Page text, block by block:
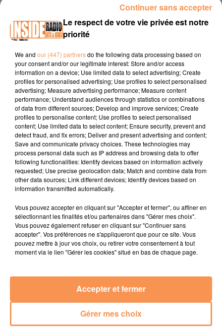
00:12 THEZE / Marché de Noël à l'Espace Pierre Laborde
dimanche 07 décembre à partir de 14hwww.radioinside.fr
00:29 ASCAIN / Salon du livre photos les 06 et 07
décembre Place du Fronton www.mairie-ascain.fr
00:54 RABASTENS-DE-BIGORRE / Concours de pétanque
samedidi 06 décembre à partir de 14h à la Halle courrte au
profit du téléthonwww.coeursudouest-tourisme.com
TITRES DIFFUSÉS
6h24
6h24
THE WHITE STRIPES
6h21
6h21
ISÏA
Pas De Roi
6h19
6h19
KENDJI
Le respect de votre vie privée est notre
priorité
We and our (447) partnersdo the following data processing based on
your consent and/or our legitimate interest: Store and/or access
information on a device; Use limited data to select advertising; Create
profiles for personalised advertising; Use profiles to select personalised
advertising; Measure advertising performance; Measure content
performance; Understand audiences through statistics or combinations
of data from different sources; Develop and improve services; Create
profiles to personalise content; Use profiles to select personalised
content; Use limited data to select content; Ensure security, prevent and
detect fraud, and fix errors; Deliver and present advertising and content;
Save and communicate privacy choices. These technologies may
process personal data such as IP address and browsing data to offer
following functionalities: Identify devices based on information actively
requested; Use precise geolocation data; Match and combine data from
other data sources; Link different devices; Identify devices based on
information transmitted automatically.
Vous pouvez accepter en cliquant sur "Accepter et fermer", ou affiner en
sélectionnant les finalités et/ou partenaires dans "Gérer mes choix".
Vous pouvez également refuser en cliquant sur "Continuer sans
accepter". Vos préférences ne s'appliqueront que pour ce site. Vous
pouvez mettre à jour vos choix, ou retirer votre consentement à tout
moment via le lien "Gérer les cookies" situé en bas de chaque page.
Gérer mes choix
Accepter et fermer
Continuer sans accepter